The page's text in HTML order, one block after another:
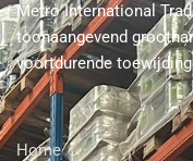
Metro International
toonaangevend
voortdurende
Home